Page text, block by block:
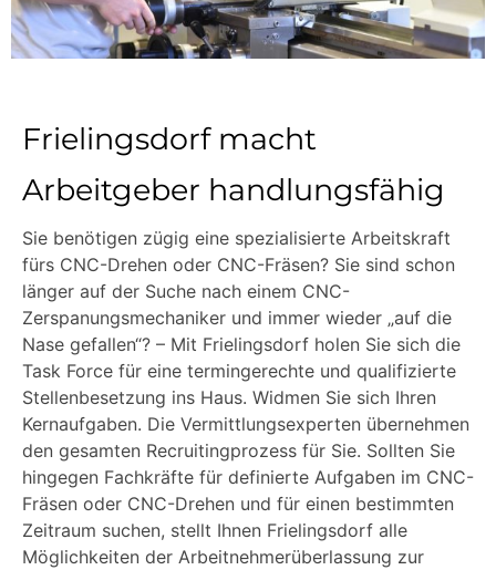
Frielingsdorf macht
Arbeitgeber handlungsfähig
Sie benötigen zügig eine spezialisierte Arbeitskraft
fürs CNC-Drehen oder CNC-Fräsen? Sie sind schon
länger auf der Suche nach einem CNC-
Zerspanungsmechaniker und immer wieder „auf die
Nase gefallen“? – Mit Frielingsdorf holen Sie sich die
Task Force für eine termingerechte und qualifizierte
Stellenbesetzung ins Haus. Widmen Sie sich Ihren
Kernaufgaben. Die Vermittlungsexperten übernehmen
den gesamten Recruitingprozess für Sie. Sollten Sie
hingegen Fachkräfte für definierte Aufgaben im CNC-
Fräsen oder CNC-Drehen und für einen bestimmten
Zeitraum suchen, stellt Ihnen Frielingsdorf alle
Möglichkeiten der Arbeitnehmerüberlassung zur